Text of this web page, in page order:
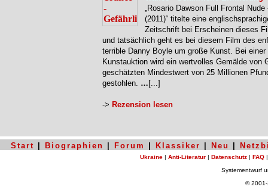
„Rosario Dawson Full Frontal Nude
(2011)“ titelte eine
Zeitschrift bei Erscheinen dieses
und tatsächlich geht es bei diesem Film des
terrible Danny Boyle um große Kunst. Bei einer
Kunstauktion wird ein wertvolles Gemälde von
geschätzten Mindestwert von 25 Millionen
gestohlen. … [...]
-> Rezension lesen
Start Biographien Forum Klassiker Neu
Ukraine | Anti-Literatur | Datenschutz | FAQ
Systementwurf
©